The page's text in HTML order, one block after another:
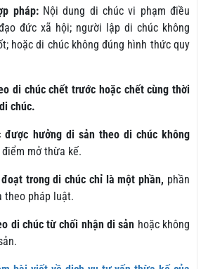
pháp:Nội dung di chúc vi phạm điều
đức xã hội; người lập di chúc không
hoặc di chúc không đúng hình thức quy
di chúc chết trước hoặc chết cùng thời
chúc.
được hưởng di sản theo di chúc không
mở thừa kế.
trong di chúc chỉ là một phần, phần
theo pháp luật.
di chúc từ chối nhận di sản hoặc không